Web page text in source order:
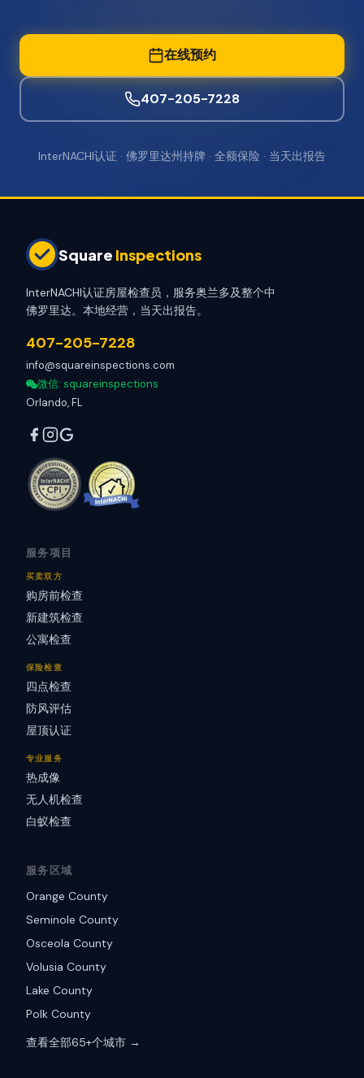
在线预约
407-205-7228
InterNACHI认证 · 佛罗里达州持牌 · 全额保险 · 当天出报告
Square Inspections
InterNACHI认证房屋检查员，服务奥兰多及整个中
佛罗里达。本地经营，当天出报告。
407-205-7228
info@squareinspections.com
微信: squareinspections
Orlando, FL
服务项目
买卖双方
购房前检查
新建筑检查
公寓检查
保险检查
四点检查
防风评估
屋顶认证
专业服务
热成像
无人机检查
白蚁检查
服务区域
Orange County
Seminole County
Osceola County
Volusia County
Lake County
Polk County
查看全部65+个城市 →